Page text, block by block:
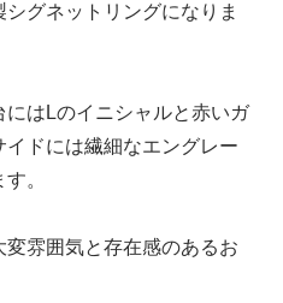
グネットリングになりま
はLのイニシャルと赤いガ
ドには繊細なエングレー
。
雰囲気と存在感のあるお